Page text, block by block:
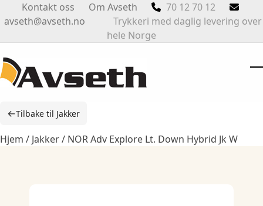
to
Kontakt oss Om Avseth
70 12 70 12
avseth@avseth.no Trykkeri med daglig levering over
hele Norge
←Tilbake til Jakker
Hjem / Jakker/ NOR Adv Explore Lt. Down Hybrid Jk W